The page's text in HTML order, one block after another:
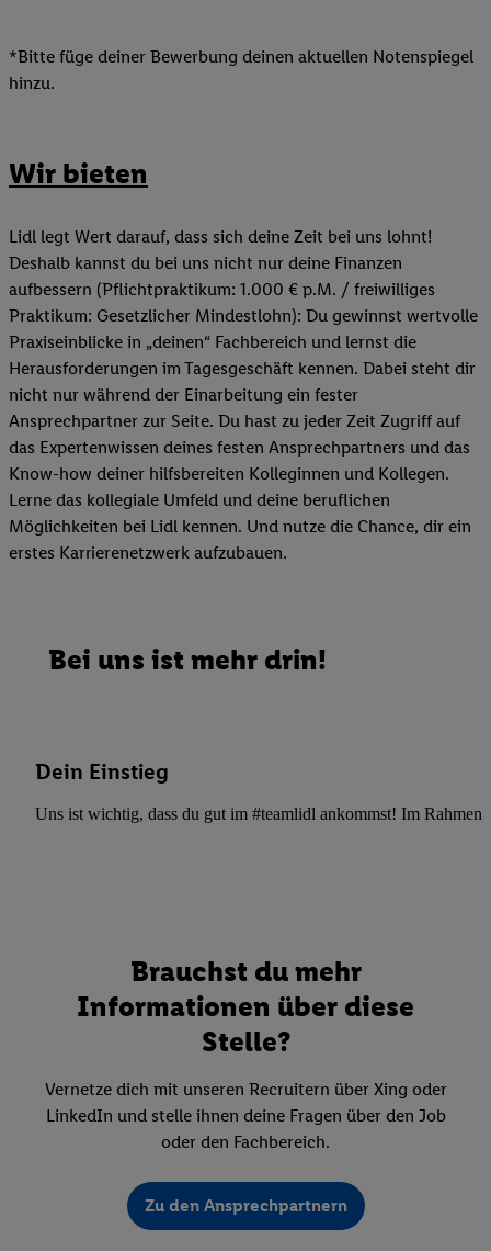
*Bitte füge deiner Bewerbung deinen aktuellen Notenspiegel
hinzu.
Wir bieten
Lidl legt Wert darauf, dass sich deine Zeit bei uns lohnt!
Deshalb kannst du bei uns nicht nur deine Finanzen
aufbessern (Pflichtpraktikum: 1.000 € p.M. / freiwilliges
Praktikum: Gesetzlicher Mindestlohn): Du gewinnst wertvolle
Praxiseinblicke in „deinen“ Fachbereich und lernst die
Herausforderungen im Tagesgeschäft kennen. Dabei steht dir
nicht nur während der Einarbeitung ein fester
Ansprechpartner zur Seite. Du hast zu jeder Zeit Zugriff auf
das Expertenwissen deines festen Ansprechpartners und das
Know-how deiner hilfsbereiten Kolleginnen und Kollegen.
Lerne das kollegiale Umfeld und deine beruflichen
Möglichkeiten bei Lidl kennen. Und nutze die Chance, dir ein
erstes Karrierenetzwerk aufzubauen.
Bei uns ist mehr drin!
Dein Einstieg
Uns ist wichtig, dass du gut im #teamlidl ankommst! Im Rahmen
Brauchst du mehr
Informationen über diese
Stelle?
Vernetze dich mit unseren Recruitern über Xing oder
LinkedIn und stelle ihnen deine Fragen über den Job
oder den Fachbereich.
Zu den Ansprechpartnern